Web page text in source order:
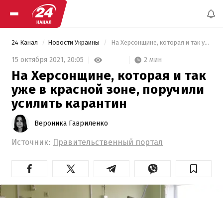
24 Канал Новости Украины На Херсонщине, которая и так уже в красной зоне, поручили усилить карантин
15 октября 2021, 20:05 2 мин
На Херсонщине, которая и так
уже в красной зоне, поручили
усилить карантин
Вероника Гавриленко
Источник: Правительственный портал